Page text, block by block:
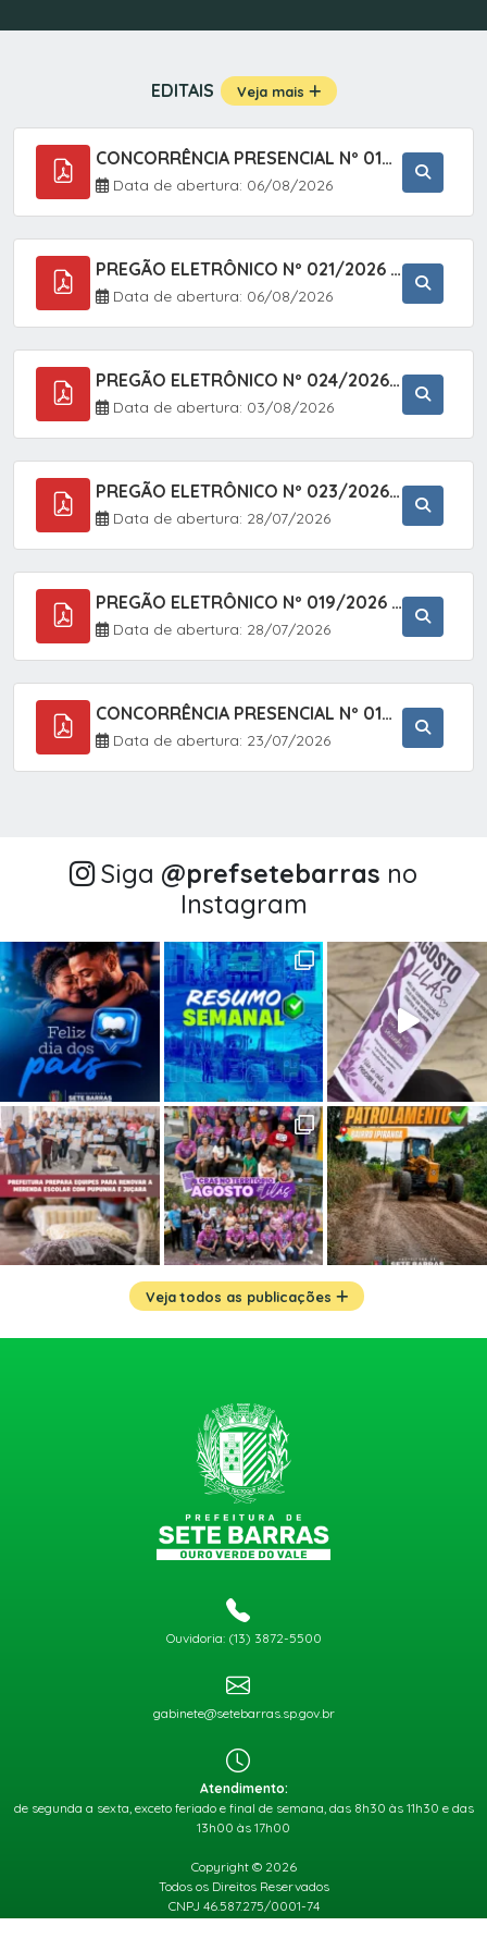
EDITAIS Veja mais
CONCORRÊNCIA PRESENCIAL Nº 019/2025 - PAVIMENTAÇÃO ASFÁLTICA EM TRECHO DA RUA 2 NO BAIRRO VILA SOARES NO MUNICÍPIO DE SETE BARRAS/SP.
Data de abertura: 06/08/2026
PREGÃO ELETRÔNICO Nº 021/2026 - AQUISIÇÃO DE CONTENTORES E CARRINHOS, DESTINADOS A COLETIVA E MANEJO DE RESÍDUOS SÓLIDOS, ATRAVÉS DO SISTEMA DE REGISTRO DE PREÇOS (SRP)
Data de abertura: 06/08/2026
PREGÃO ELETRÔNICO Nº 024/2026 - AQUISIÇÃO DE GÁS MEDICINAL TIPO OXIGÊNIO (1,00 M3, 3,00 M3 E 10,00 M3), EM ATENDIMENTO À SECRETARIA MUNICIPAL DE SAÚDE, ATRAVÉS DO SISTEMA DE REGISTRO DE PREÇOS (SRP)
Data de abertura: 03/08/2026
PREGÃO ELETRÔNICO Nº 023/2026 - AQUISIÇÃO DE ENXOVAL INFANTIL, EM ATENDIMENTO À SECRETARIA MUNICIPAL DE EDUCAÇÃO, ATRAVÉS DO SISTEMA DE REGISTRO DE PREÇOS (SRP).
Data de abertura: 28/07/2026
PREGÃO ELETRÔNICO Nº 019/2026 - CONTRATAÇÃO DE EMPRESA ESPECIALIZADA PARA A PRESTAÇÃO DE SERVIÇOS VETERINÁRIOS CLÍNICOS E CIRÚRGICOS, COM FOCO EM AÇÕES DE SAÚDE PÚBLICA, BEM-ESTAR ANIMAL E CONTROLE POPULACIONAL ÉTICO DE CÃES E GATOS, EM ATENDIMENTO À
Data de abertura: 28/07/2026
CONCORRÊNCIA PRESENCIAL Nº 018/2026 - PAVIMENTAÇÃO ASFÁLTICA NO BAIRRO VOTUPOCA ? ESTRADA DA RAPOSA, NO MUNICÍPIO DE SETE BARRAS/SP
Data de abertura: 23/07/2026
Siga @‌prefsetebarras no
Instagram
Veja todos as publicações
Ouvidoria: (13) 3872-5500
gabinete@setebarras.sp.gov.br
Atendimento:
de segunda a sexta, exceto feriado e final de semana, das 8h30 às 11h30 e das
13h00 às 17h00
Copyright © 2026
Todos os Direitos Reservados
CNPJ 46.587.275/0001-74